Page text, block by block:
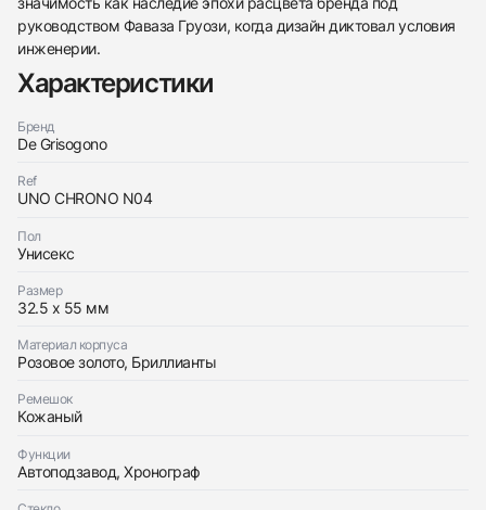
руководством Фаваза Груози, когда дизайн диктовал условия
инженерии.
Характеристики
Бренд
De Grisogono
Ref
UNO CHRONO N04
Пол
Унисекс
Размер
32.5 x 55 мм
Материал корпуса
Розовое золото, Бриллианты
Ремешок
Кожаный
Функции
Автоподзавод, Хронограф
Заказать эти часы
Оставьте ваши контактные данные и мы свяжемся
с вами
Идеальное
Трейд-ин часов
Оставьте ваши контактные данные и мы свяжемся
с вами
Приложите фото ваших часов…